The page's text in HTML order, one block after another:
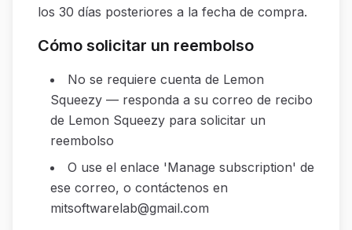
los 30 días posteriores a la fecha de compra.
Cómo solicitar un reembolso
No se requiere cuenta de Lemon
Squeezy — responda a su correo de recibo
de Lemon Squeezy para solicitar un
reembolso
O use el enlace 'Manage subscription' de
ese correo, o contáctenos en
mitsoftwarelab@gmail.com